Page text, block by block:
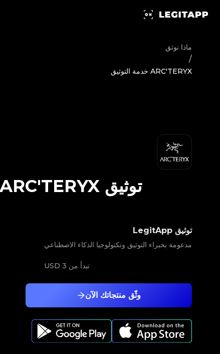
ماذا نوثق
/
ARC'TERYX خدمة التوثيق
وثّق منتجاتك الآن
توثيق LegitApp
مدعومة بخبراء التوثيق وتكنولوجيا الذكاء الاصطناعي
تبدأ من 3 USD
توثيق